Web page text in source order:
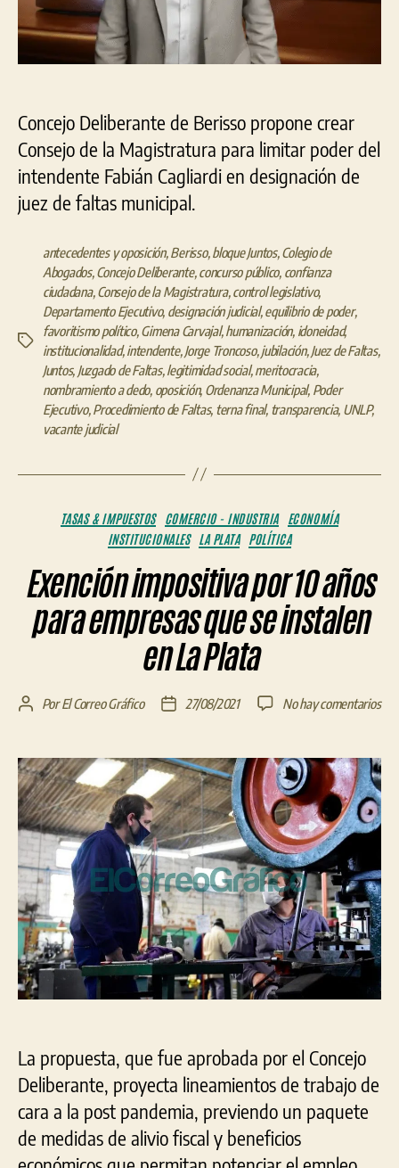
Concejo Deliberante de Berisso propone crear
Consejo de la Magistratura para limitar poder del
intendente Fabián Cagliardi en designación de
juez de faltas municipal.
Etiquetas
antecedentes y oposición,Berisso,bloque Juntos,Colegio de
Abogados,Concejo Deliberante,concurso público, confianza
ciudadana,Consejo de la Magistratura,control legislativo,
Departamento Ejecutivo, designación judicial,equilibrio de poder,
favoritismo político,Gimena Carvajal,humanización, idoneidad,
institucionalidad,intendente,Jorge Troncoso,jubilación,Juez de Faltas,
Juntos, Juzgado de Faltas,legitimidad social,meritocracia,
nombramiento a dedo, oposición, Ordenanza Municipal, Poder
Ejecutivo,Procedimiento de Faltas, terna final, transparencia, UNLP,
vacante judicial
Categorías
TASAS & IMPUESTOS COMERCIO - INDUSTRIA
ECONOMÍA
INSTITUCIONALES LA PLATA POLÍTICA
Exención impositiva por 10 años
para empresas que se instalen
en La Plata
Autor
entrada
PorEl Correo Gráfico
Fecha
entrada
27/08/2021 No hay comentariosen
por
10
se
en
La
La propuesta, que fue aprobada por el Concejo
Deliberante, proyecta lineamientos de trabajo de
cara a la post pandemia, previendo un paquete
de medidas de alivio fiscal y beneficios